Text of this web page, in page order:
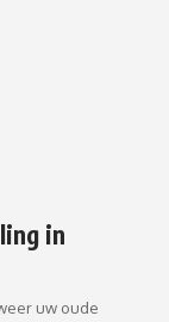
in
uw oude